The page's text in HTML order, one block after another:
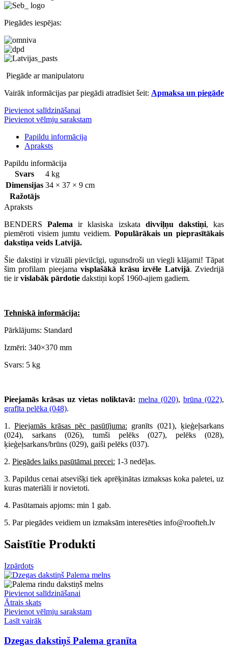
Piegādes iespējas:
Piegāde ar manipulatoru
Vairāk informācijas par piegādi atradīsiet šeit: Apmaksa un piegāde
Pievienot salīdzināšanai
Pievienot vēlmju sarakstam
Papildu informācija
Apraksts
Papildu informācija
Svars
4 kg
Dimensijas 34 × 37 × 9 cm
Ražotājs
Apraksts
BENDERSPalema ir klasiska izskata divviļņu dakstiņi, kas
piemēroti visiem jumtu veidiem. Populārākais un pieprasītākais
dakstiņa veids Latvijā.
Šie dakstiņi ir vizuāli pievilcīgi, ugunsdroši un viegli klājami! Tāpat
šim profilam pieejamavisplašākā krāsu izvēle Latvijā. Zviedrijā
tie irvislabāk pārdotie dakstiņi kopš 1960-ajiem gadiem.
Tehniskā informācija:
Pārklājums: Standard
Izmēri: 340×370 mm
Svars: 5 kg
Pieejamās krāsas uz vietas noliktavā: melna (020), brūna (022),
grafīta pelēka (048).
1.Pieejamās krāsas pēc pasūtījuma: granīts (021), ķieģeļsarkans
(024), sarkans (026), tumši pelēks (027), pelēks (028),
ķieģeļsarkans/brūns (029), gaiši pelēks (037).
2. Piegādes laiks pasūtāmai precei: 1-3 nedēļas.
3. Papildus cenai atsevišķi tiek aprēķinātas izmaksas koka paletei, uz
kuras materiāli ir novietoti.
4. Pasūtamais apjoms: min 1 gab.
5. Par piegādes veidiem un izmaksām interesēties info@roofteh.lv
Saistītie Produkti
Izpārdots
Pievienot salīdzināšanai
Ātrais skats
Pievienot vēlmju sarakstam
Lasīt vairāk
Dzegas dakstiņš Palema granīta